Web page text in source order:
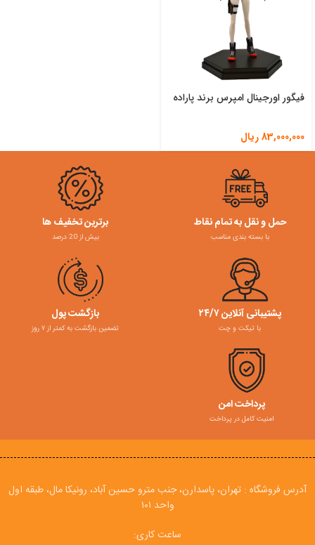
فیگور اورجینال امپرس برند پاراده
83,000,000ریال
حمل و نقل به تمام نقاط
با بسته بندی مناسب
برترین تخفیف ها
بیش از 20 درصد
پشتیبانی آنلاین ۲۴/۷
با تیکت و چت
بازگشت پول
تضمین بازگشت به کمتر از ۷ روز
پرداخت امن
امنیت کامل در پرداخت
آدرس فروشگاه : تهران، پاسدارن، جنب مترو حسین آباد، رونیکا مال، طبقه اول
واحد ۱۰۱
ساعت کاری: